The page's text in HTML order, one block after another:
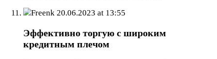
Freenk 20.06.2023 at 13:55
Эффективно торгую с широким
кредитным плечом